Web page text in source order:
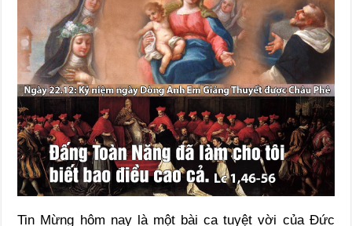
Tin Mừng hôm nay là một bài ca tuyệt vời của Đức